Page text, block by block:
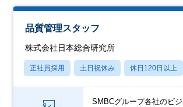
品質管理スタッフ
株式会社日本総合研究所
正社員採用 土日祝休み 休日120日以上
SMBCグループ各社のビ